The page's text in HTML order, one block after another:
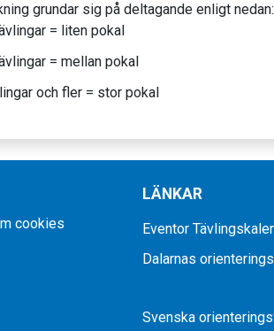
grundar sig på deltagande enligt nedan:
= liten pokal
= mellan pokal
och fler = stor pokal
cookies
LÄNKAR
Eventor
Dalarnas
Svenska